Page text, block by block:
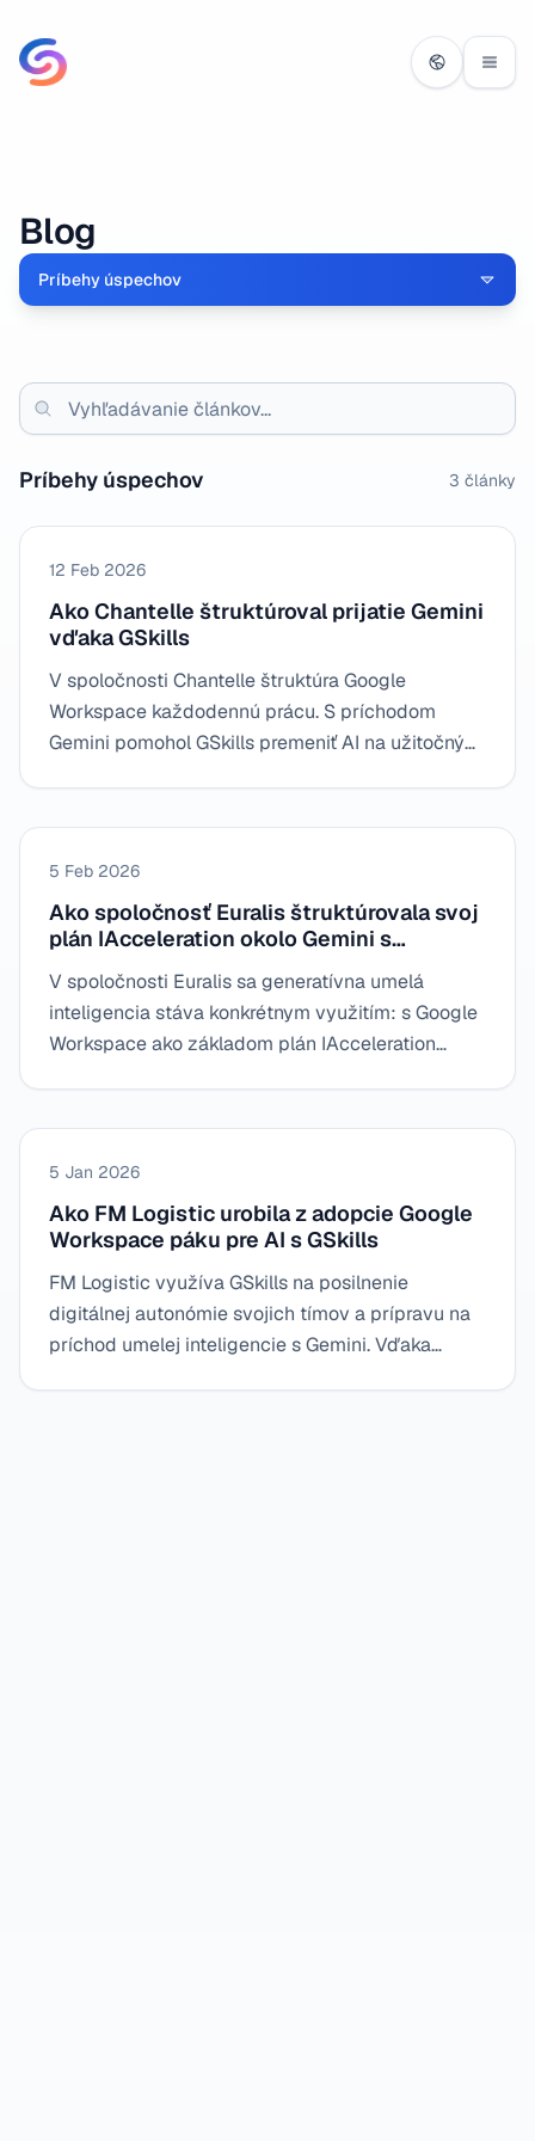
Blog
Príbehy úspechov
Príbehy úspechov 3 články
12 Feb 2026
Ako Chantelle štruktúroval prijatie Gemini
vďaka GSkills
V spoločnosti Chantelle štruktúra Google
Workspace každodennú prácu. S príchodom
Gemini pomohol GSkills premeniť AI na užitočný
potrebami.
5 Feb 2026
Ako spoločnosť Euralis štruktúrovala svoj
plán IAcceleration okolo Gemini s
V spoločnosti Euralis sa generatívna umelá
inteligencia stáva konkrétnym využitím: s Google
Workspace ako základom plán IAcceleration
prostredníctvom gamifikácie a zdieľaných ciest.
5 Jan 2026
Ako FM Logistic urobila z adopcie Google
Workspace páku pre AI s GSkills
FM Logistic využíva GSkills na posilnenie
digitálnej autonómie svojich tímov a prípravu na
príchod umelej inteligencie s Gemini. Vďaka